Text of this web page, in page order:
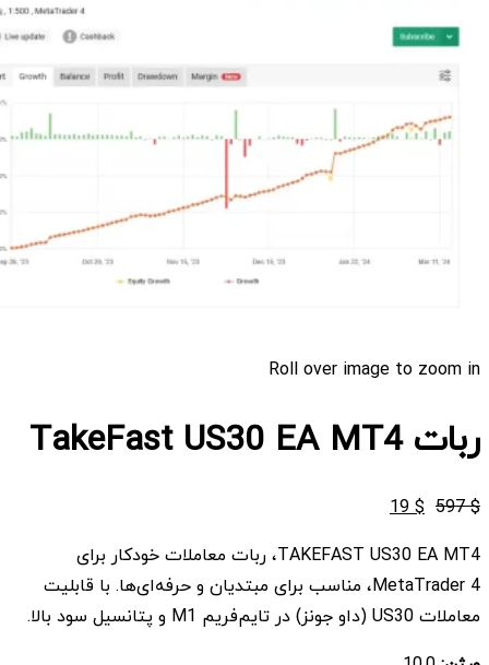
Roll over image to zoom in
ربات TakeFast US30 EA MT4
$
597
قیمت
$ 597
بود.
$
19
قیمت
$ 19
است.
TAKEFAST US30 EA MT4، ربات معاملات خودکار برای
MetaTrader 4، مناسب برای مبتدیان و حرفه‌ای‌ها. با قابلیت
معاملات US30 (داو جونز) در تایم‌فریم M1 و پتانسیل سود بالا.